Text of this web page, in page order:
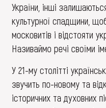
України, інші
культурної спадщини,
московитів і відстояти
Називаймо речі своїми
У 21-му столітті
звучить по-новому та
історичних та духовних